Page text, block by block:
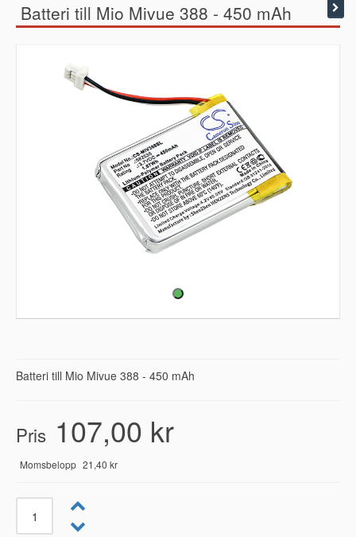
Batteri till Mio Mivue 388 - 450 mAh
Batteri till Mio Mivue 388 - 450 mAh
Pris 107,00 kr
Momsbelopp 21,40 kr